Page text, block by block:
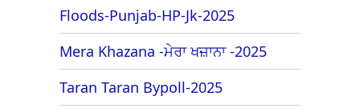
Floods-Punjab-HP-Jk-2025
Mera Khazana -ਮੇਰਾ ਖਜ਼ਾਨਾ -2025
Taran Taran Bypoll-2025